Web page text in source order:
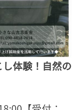
体験！自然の